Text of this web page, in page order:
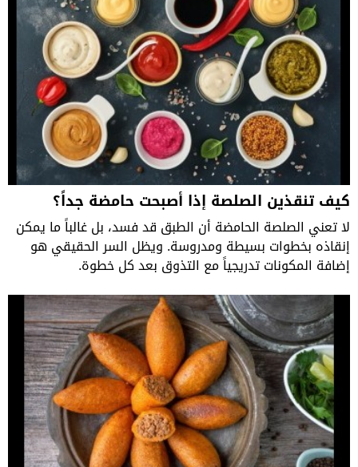
كيف تنقذين الصلصة إذا أصبحت حامضة جداً؟
لا تعني الصلصة الحامضة أن الطبق قد فسد، بل غالباً ما يمكن
إنقاذه بخطوات بسيطة ومدروسة. ويظل السر الحقيقي هو
إضافة المكونات تدريجياً مع التذوق بعد كل خطوة.